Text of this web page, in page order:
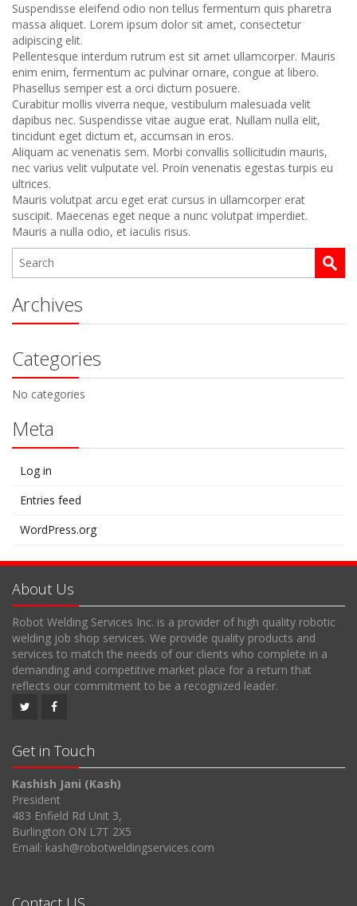
Suspendisse eleifend odio non tellus fermentum quis pharetra
massa aliquet. Lorem ipsum dolor sit amet, consectetur
adipiscing elit.
Pellentesque interdum rutrum est sit amet ullamcorper. Mauris
enim enim, fermentum ac pulvinar ornare, congue at libero.
Phasellus semper est a orci dictum posuere.
Curabitur mollis viverra neque, vestibulum malesuada velit
dapibus nec. Suspendisse vitae augue erat. Nullam nulla elit,
tincidunt eget dictum et, accumsan in eros.
Aliquam ac venenatis sem. Morbi convallis sollicitudin mauris,
nec varius velit vulputate vel. Proin venenatis egestas turpis eu
ultrices.
Mauris volutpat arcu eget erat cursus in ullamcorper erat
suscipit. Maecenas eget neque a nunc volutpat imperdiet.
Mauris a nulla odio, et iaculis risus.
Archives
Categories
No categories
Meta
Log in
Entries feed
WordPress.org
About Us
Robot Welding Services Inc. is a provider of high quality robotic
welding job shop services. We provide quality products and
services to match the needs of our clients who complete in a
demanding and competitive market place for a return that
reflects our commitment to be a recognized leader.
Get in Touch
Kashish Jani (Kash)
President
483 Enfield Rd Unit 3,
Burlington ON L7T 2X5
Email: kash@robotweldingservices.com